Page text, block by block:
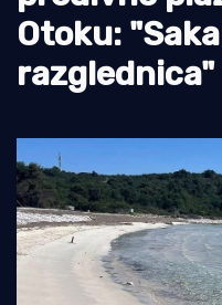
Ekologija
Tradicija i kultura
Otoku:
razglednica"